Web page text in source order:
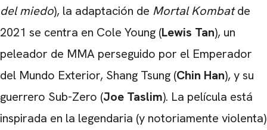
del miedo), la adaptación de Mortal Kombat de
2021 se centra en Cole Young (Lewis Tan), un
peleador de MMA perseguido por el Emperador
del Mundo Exterior, Shang Tsung (Chin Han), y su
guerrero Sub-Zero (Joe Taslim). La película está
inspirada en la legendaria (y notoriamente violenta)